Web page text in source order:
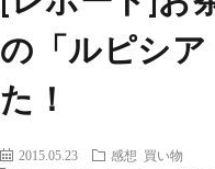
の「ルピシ
た！
2015.05.23 感想
買い物